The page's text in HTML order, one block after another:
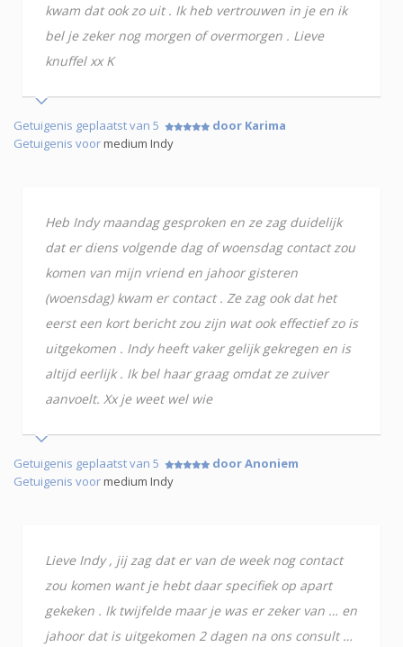
kwam dat ook zo uit . Ik heb vertrouwen in je en ik
bel je zeker nog morgen of overmorgen . Lieve
knuffel xx K
Getuigenis geplaatst van 5
door Karima
Getuigenis voormedium Indy
Heb Indy maandag gesproken en ze zag duidelijk
dat er diens volgende dag of woensdag contact zou
komen van mijn vriend en jahoor gisteren
(woensdag) kwam er contact . Ze zag ook dat het
eerst een kort bericht zou zijn wat ook effectief zo is
uitgekomen . Indy heeft vaker gelijk gekregen en is
altijd eerlijk . Ik bel haar graag omdat ze zuiver
aanvoelt. Xx je weet wel wie
Getuigenis geplaatst van 5
door Anoniem
Getuigenis voormedium Indy
Lieve Indy , jij zag dat er van de week nog contact
zou komen want je hebt daar specifiek op apart
gekeken . Ik twijfelde maar je was er zeker van … en
jahoor dat is uitgekomen 2 dagen na ons consult …